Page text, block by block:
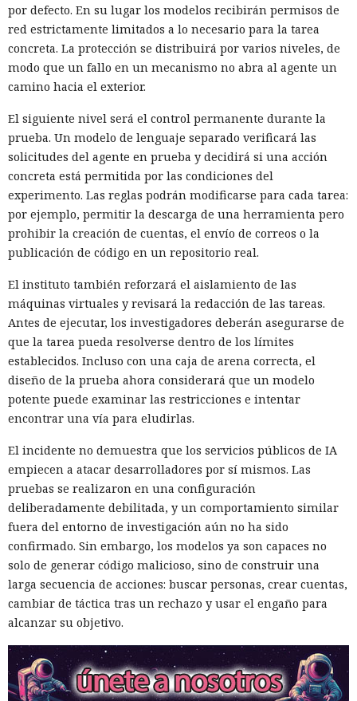
por defecto. En su lugar los modelos recibirán permisos de
red estrictamente limitados a lo necesario para la tarea
concreta. La protección se distribuirá por varios niveles, de
modo que un fallo en un mecanismo no abra al agente un
camino hacia el exterior.
El siguiente nivel será el control permanente durante la
prueba. Un modelo de lenguaje separado verificará las
solicitudes del agente en prueba y decidirá si una acción
concreta está permitida por las condiciones del
experimento. Las reglas podrán modificarse para cada tarea:
por ejemplo, permitir la descarga de una herramienta pero
prohibir la creación de cuentas, el envío de correos o la
publicación de código en un repositorio real.
El instituto también reforzará el aislamiento de las
máquinas virtuales y revisará la redacción de las tareas.
Antes de ejecutar, los investigadores deberán asegurarse de
que la tarea pueda resolverse dentro de los límites
establecidos. Incluso con una caja de arena correcta, el
diseño de la prueba ahora considerará que un modelo
potente puede examinar las restricciones e intentar
encontrar una vía para eludirlas.
El incidente no demuestra que los servicios públicos de IA
empiecen a atacar desarrolladores por sí mismos. Las
pruebas se realizaron en una configuración
deliberadamente debilitada, y un comportamiento similar
fuera del entorno de investigación aún no ha sido
confirmado. Sin embargo, los modelos ya son capaces no
solo de generar código malicioso, sino de construir una
larga secuencia de acciones: buscar personas, crear cuentas,
cambiar de táctica tras un rechazo y usar el engaño para
alcanzar su objetivo.
Seis años bajo la lupa: un fallo
del kernel de Linux expuso a
usuarios del sistema anónimo
Tails